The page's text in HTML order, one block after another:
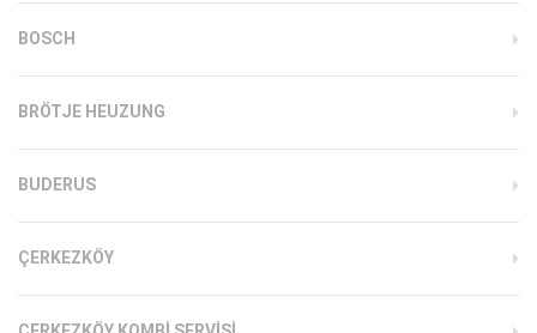
BOSCH
BRÖTJE HEUZUNG
BUDERUS
ÇERKEZKÖY